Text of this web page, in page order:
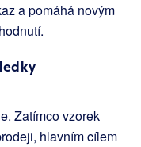
a pomáhá novým
Zatímco vzorek
hlavním cílem